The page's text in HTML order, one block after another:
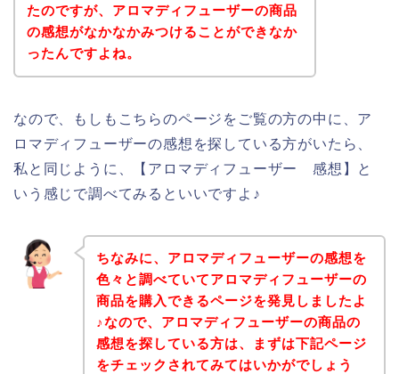
たのですが、アロマディフューザーの商品
の感想がなかなかみつけることができなか
ったんですよね。
なので、もしもこちらのページをご覧の方の中に、ア
ロマディフューザーの感想を探している方がいたら、
私と同じように、【アロマディフューザー 感想】と
いう感じで調べてみるといいですよ♪
ちなみに、アロマディフューザーの感想を
色々と調べていてアロマディフューザーの
商品を購入できるページを発見しましたよ
♪なので、アロマディフューザーの商品の
感想を探している方は、まずは下記ページ
をチェックされてみてはいかがでしょう